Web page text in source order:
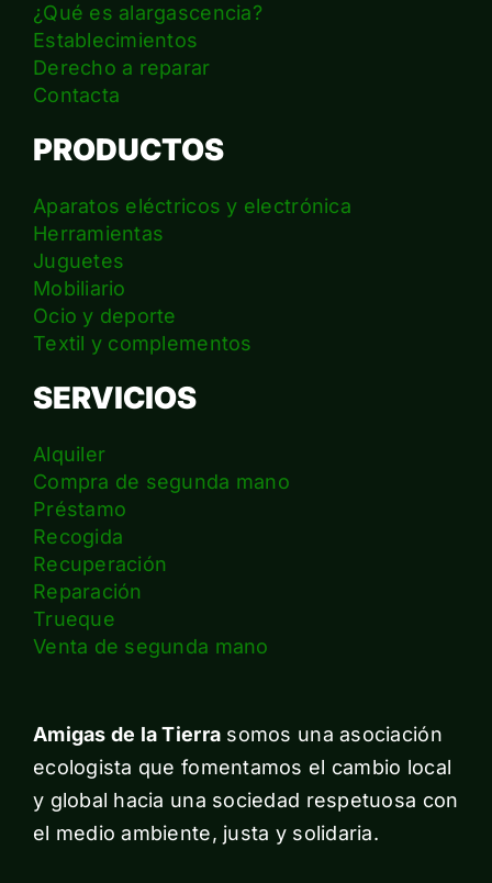
¿Qué es alargascencia?
Establecimientos
Derecho a reparar
Contacta
PRODUCTOS
Aparatos eléctricos y electrónica
Herramientas
Juguetes
Mobiliario
Ocio y deporte
Textil y complementos
SERVICIOS
Alquiler
Compra de segunda mano
Préstamo
Recogida
Recuperación
Reparación
Trueque
Venta de segunda mano
Amigas de la Tierra somos una asociación
ecologista que fomentamos el cambio local
y global hacia una sociedad respetuosa con
el medio ambiente, justa y solidaria.